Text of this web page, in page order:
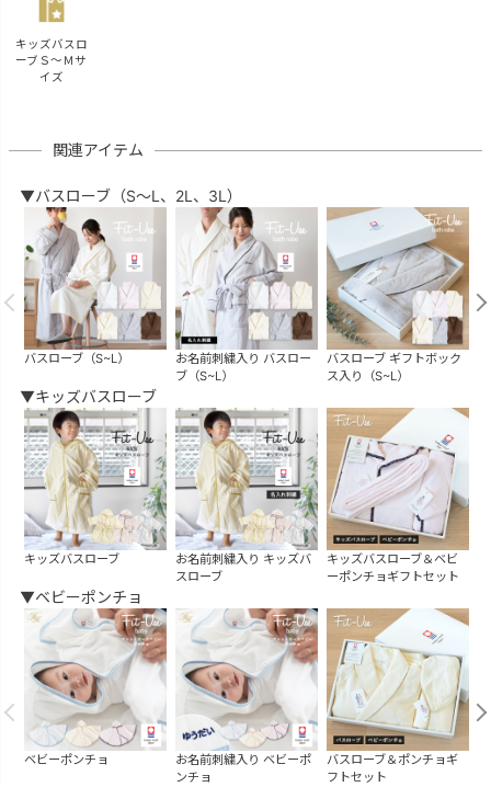
キッズバスロ
ーブＳ～Ｍサ
イズ
関連アイテム
▼バスローブ（S～L、2L、3L）
バスローブ（S~L）
お名前刺繍入り バスロー
ブ（S~L）
バスローブ ギフトボック
ス入り（S~L）
▼キッズバスローブ
キッズバスローブ
お名前刺繍入り キッズバ
スローブ
キッズバスローブ＆ベビ
ーポンチョギフトセット
▼ベビーポンチョ
ベビーポンチョ
お名前刺繍入り ベビーポ
ンチョ
バスローブ＆ポンチョギ
フトセット